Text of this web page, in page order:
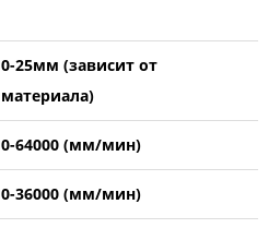
0-25мм (зависит от
материала)
0-64000 (мм/мин)
0-36000 (мм/мин)